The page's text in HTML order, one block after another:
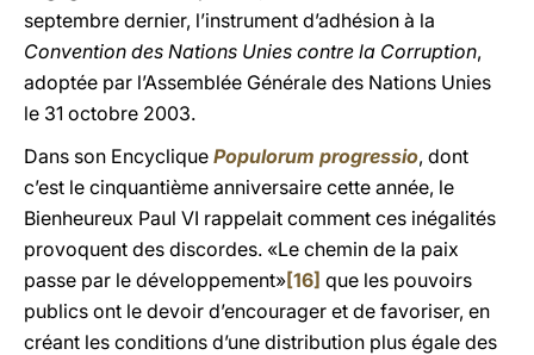
septembre dernier, l’instrument d’adhésion à la
Convention des Nations Unies contre la Corruption,
adoptée par l’Assemblée Générale des Nations Unies
le 31 octobre 2003.
Dans son Encyclique Populorum progressio, dont
c’est le cinquantième anniversaire cette année, le
Bienheureux Paul VI rappelait comment ces inégalités
provoquent des discordes. «Le chemin de la paix
passe par le développement»[16] que les pouvoirs
publics ont le devoir d’encourager et de favoriser, en
créant les conditions d’une distribution plus égale des